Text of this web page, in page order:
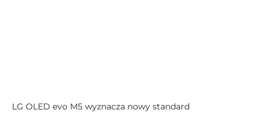
LG OLED evo M5 wyznacza nowy standard